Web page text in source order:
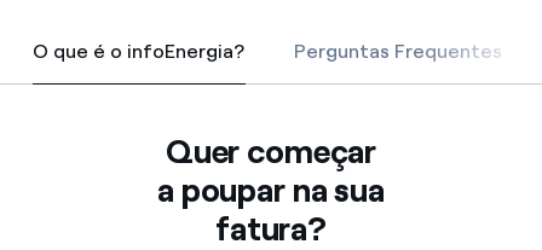
My Endesa
O que é o infoEnergia? O que é o infoEnergia?
Perguntas Frequentes
Quer começar
a poupar na sua
fatura?